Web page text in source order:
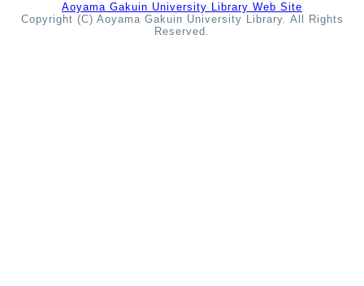
Aoyama Gakuin University Library Web Site
Copyright (C) Aoyama Gakuin University Library. All Rights
Reserved.